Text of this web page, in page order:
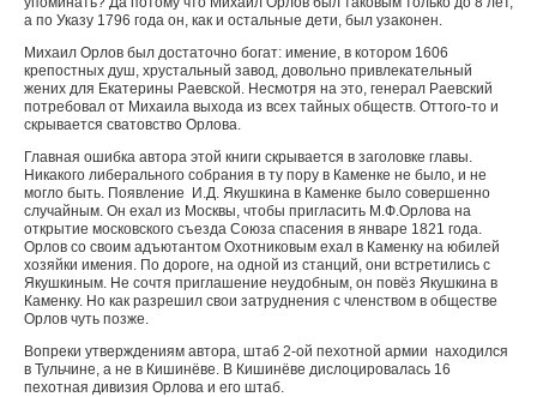
а по Указу 1796 года он, как и остальные дети, был узаконен.
Михаил Орлов был достаточно богат: имение, в котором 1606
крепостных душ, хрустальный завод, довольно привлекательный
жених для Екатерины Раевской. Несмотря на это, генерал Раевский
потребовал от Михаила выхода из всех тайных обществ. Оттого-то и
скрывается сватовство Орлова.
Главная ошибка автора этой книги скрывается в заголовке главы.
Никакого либерального собрания в ту пору в Каменке не было, и не
могло быть. Появление И.Д. Якушкина в Каменке было совершенно
случайным. Он ехал из Москвы, чтобы пригласить М.Ф.Орлова на
открытие московского съезда Союза спасения в январе 1821 года.
Орлов со своим адъютантом Охотниковым ехал в Каменку на юбилей
хозяйки имения. По дороге, на одной из станций, они встретились с
Якушкиным. Не сочтя приглашение неудобным, он повёз Якушкина в
Каменку. Но как разрешил свои затруднения с членством в обществе
Орлов чуть позже.
Вопреки утверждениям автора, штаб 2-ой пехотной армии находился
в Тульчине, а не в Кишинёве. В Кишинёве дислоцировалась 16
пехотная дивизия Орлова и его штаб.